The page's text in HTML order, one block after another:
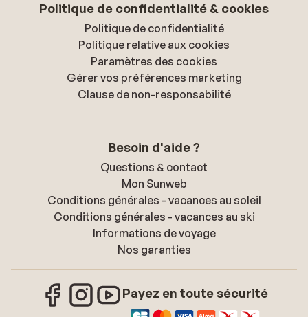
Politique de confidentialité & cookies
Politique de confidentialité
Politique relative aux cookies
Paramètres des cookies
Gérer vos préférences marketing
Clause de non-responsabilité
Besoin d'aide ?
Questions & contact
Mon Sunweb
Conditions générales - vacances au soleil
Conditions générales - vacances au ski
Informations de voyage
Nos garanties
Payez en toute sécurité